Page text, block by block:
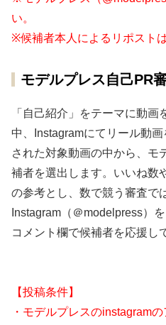
い。
※候補者本人によるリポスト
モデルプレス自己PR
「自己紹介」をテーマに動
中、Instagramにてリール動
された対象動画の中から、モ
補者を選出します。いいね数
の参考とし、数で競う審査で
Instagram（＠modelpress）
コメント欄で候補者を応援し
【投稿条件】
・モデルプレスのinstagram